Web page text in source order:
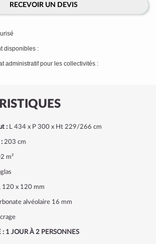
: L 434 x P 300 x Ht 229/266 cm
203 cm
m²
120 x 120 mm
alvéolaire 16 mm
1 JOUR À 2 PERSONNES
RECEVOIR UN DEVIS
disponibles :
administratif pour les collectivités :